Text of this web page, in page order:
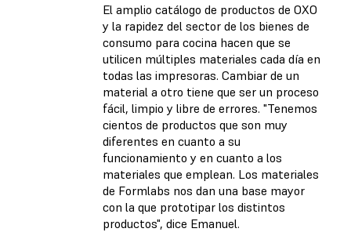
El amplio catálogo de productos de OXO
y la rapidez del sector de los bienes de
consumo para cocina hacen que se
utilicen múltiples materiales cada día en
todas las impresoras. Cambiar de un
material a otro tiene que ser un proceso
fácil, limpio y libre de errores. "Tenemos
cientos de productos que son muy
diferentes en cuanto a su
funcionamiento y en cuanto a los
materiales que emplean. Los materiales
de Formlabs nos dan una base mayor
con la que prototipar los distintos
productos", dice Emanuel.